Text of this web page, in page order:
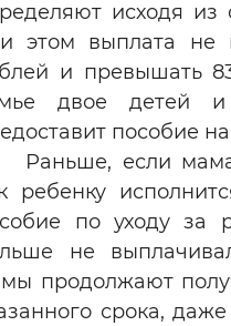
исходя из
этом выплата не
и превышать
двое детей
пособие
Раньше, если
ребенку
по уходу за
не
продолжают
срока,